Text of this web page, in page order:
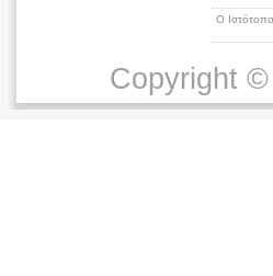
Ο
Copyright ©